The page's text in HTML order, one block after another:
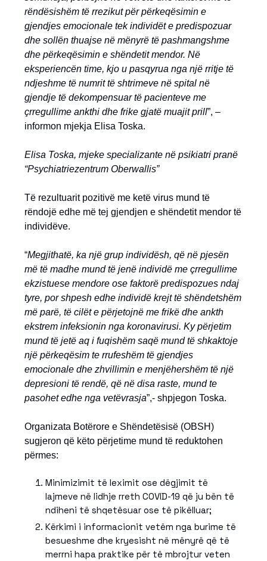
rëndësishëm të rrezikut për përkeqësimin e
gjendjes emocionale tek individët e predispozuar
dhe sollën thuajse në mënyrë të pashmangshme
dhe përkeqësimin e shëndetit mendor. Në
eksperiencën time, kjo u pasqyrua nga një rritje të
ndjeshme të numrit të shtrimeve në spital në
gjendje të dekompensuar të pacienteve me
çrregullime ankthi dhe frike gjatë muajit prill”, –
informon mjekja Elisa Toska.
Elisa Toska, mjeke specializante në psikiatri pranë
“Psychiatriezentrum Oberwallis”
Të rezultuarit pozitivë me ketë virus mund të
rëndojë edhe më tej gjendjen e shëndetit mendor të
individëve.
“Megjithatë, ka një grup individësh, që në pjesën
më të madhe mund të jenë individë me çrregullime
ekzistuese mendore ose faktorë predispozues ndaj
tyre, por shpesh edhe individë krejt të shëndetshëm
më parë, të cilët e përjetojnë me frikë dhe ankth
ekstrem infeksionin nga koronavirusi. Ky përjetim
mund të jetë aq i fuqishëm saqë mund të shkaktoje
një përkeqësim te rrufeshëm të gjendjes
emocionale dhe zhvillimin e menjëhershëm të një
depresioni të rendë, që në disa raste, mund te
pasohet edhe nga vetëvrasja”,- shpjegon Toska.
Organizata Botërore e Shëndetësisë (OBSH)
sugjeron që këto përjetime mund të reduktohen
përmes:
Minimizimit të leximit ose dëgjimit të
lajmeve në lidhje rreth COVID-19 që ju bën të
ndiheni të shqetësuar ose të pikëlluar;
Kërkimi i informacionit vetëm nga burime të
besueshme dhe kryesisht në mënyrë që të
merrni hapa praktike për të mbrojtur veten